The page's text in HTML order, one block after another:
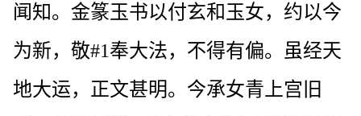
闻知。金篆玉书以付玄和玉女，约以今
为新，敬#1奉大法，不得有偏。虽经天
地大运，正文甚明。今承女青上宫旧